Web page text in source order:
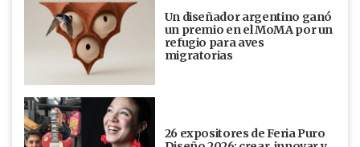
Un diseñador argentino ganó
un premio en el MoMA por un
refugio para aves
migratorias
26 expositores de Feria Puro